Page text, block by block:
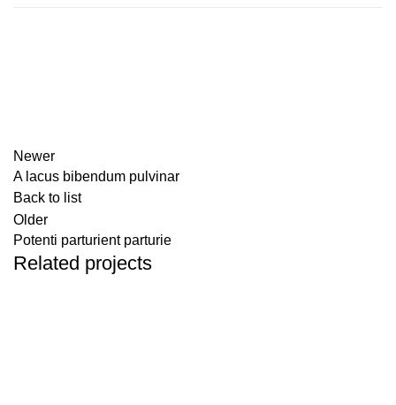
Newer
A lacus bibendum pulvinar
Back to list
Older
Potenti parturient parturie
Related projects